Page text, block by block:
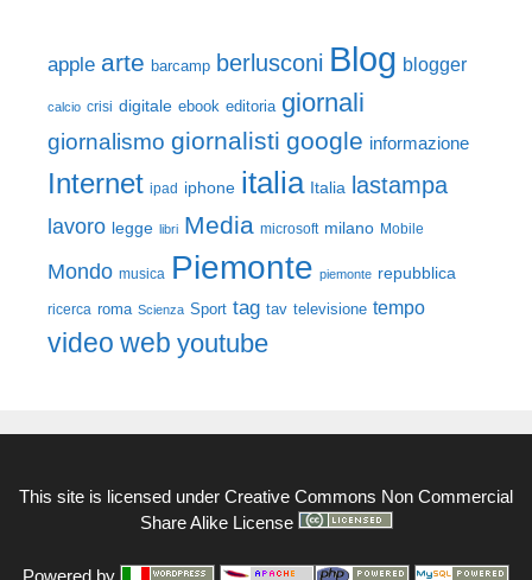
apple arte barcamp berlusconi Blog blogger
calcio crisi digitale ebook editoria giornali
giornalismo giornalisti google informazione
Internet ipad iphone italia Italia lastampa
lavoro legge libri Media microsoft milano Mobile
Mondo musica Piemonte piemonte repubblica
ricerca roma Scienza Sport tag tav televisione tempo
video web youtube
This site is licensed under Creative Commons Non Commercial
Share Alike License
Powered by